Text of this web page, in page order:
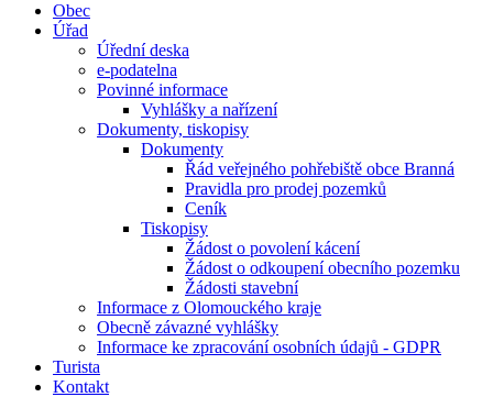
Obec
Úřad
Úřední deska
e-podatelna
Povinné informace
Vyhlášky a nařízení
Dokumenty, tiskopisy
Dokumenty
Řád veřejného pohřebiště obce Branná
Pravidla pro prodej pozemků
Ceník
Tiskopisy
Žádost o povolení kácení
Žádost o odkoupení obecního pozemku
Žádosti stavební
Informace z Olomouckého kraje
Obecně závazné vyhlášky
Informace ke zpracování osobních údajů - GDPR
Turista
Kontakt